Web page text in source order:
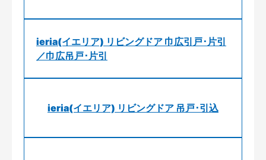
ieria(イエリア) リビングドア 巾広引戸･片引
／巾広吊戸･片引
ieria(イエリア) リビングドア 吊戸･引込